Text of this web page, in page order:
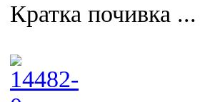
Кратка почивка ...